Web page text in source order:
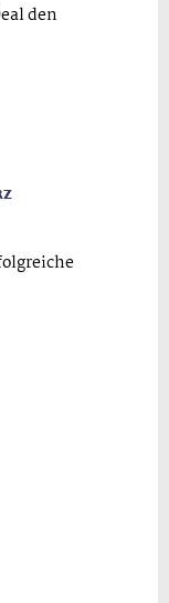
den